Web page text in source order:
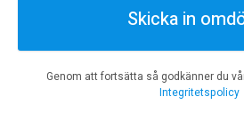
Skicka in
Genom att fortsätta så godkänner du
Integritetspolicy